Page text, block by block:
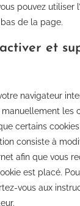
pouvez utiliser
de la page.
et
navigateur
les
certains
consiste à
afin que vous
est placé.
vous aux